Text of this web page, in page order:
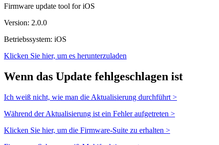
Firmware update tool for iOS
Version: 2.0.0
Betriebssystem: iOS
Klicken Sie hier, um es herunterzuladen
Wenn das Update fehlgeschlagen ist
Ich weiß nicht, wie man die Aktualisierung durchführt >
Während der Aktualisierung ist ein Fehler aufgetreten >
Klicken Sie hier, um die Firmware-Suite zu erhalten >